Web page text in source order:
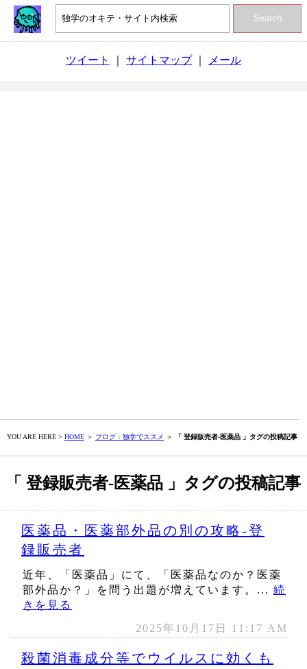
Search
ツイート サイトマップ｜ メール
YOU ARE HERE > HOME ＞ ブログ：独学でススメ ＞ 「 登録販売者-医薬品 」タグの投稿記事
「 登録販売者-医薬品 」タグの投稿記事
医薬品・医薬部外品の別の攻略‐登
録販売者
近年、「医薬品」にて、「医薬品なのか？医薬
部外品か？」を問う出題が増えています。... 続
きを見る
2025年10月17日 11:17 AM
殺菌消毒成分等でウイルスに効くも